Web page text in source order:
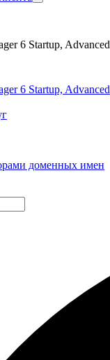
6 Startup, Advanced
6 Startup, Advanced
доменных имен